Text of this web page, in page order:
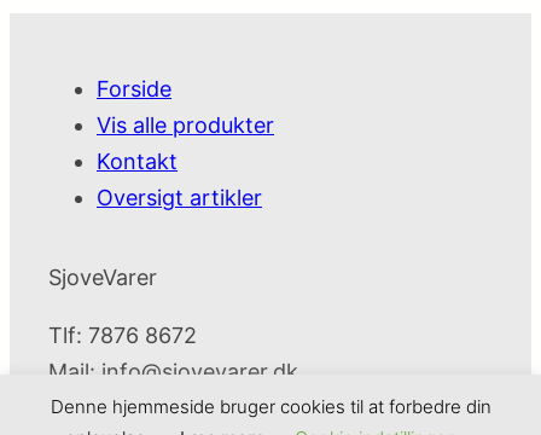
Forside
Vis alle produkter
Kontakt
Oversigt artikler
SjoveVarer
Tlf: 7876 8672
Mail: info@sjovevarer.dk
Denne hjemmeside bruger cookies til at forbedre din